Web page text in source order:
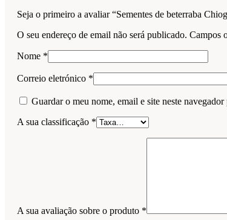
Seja o primeiro a avaliar “Sementes de beterraba
O seu endereço de email não será publicado. Campos
Nome *
Correio eletrónico *
Guardar o meu nome, email e site neste
A sua classificação *
A sua avaliação sobre o produto *